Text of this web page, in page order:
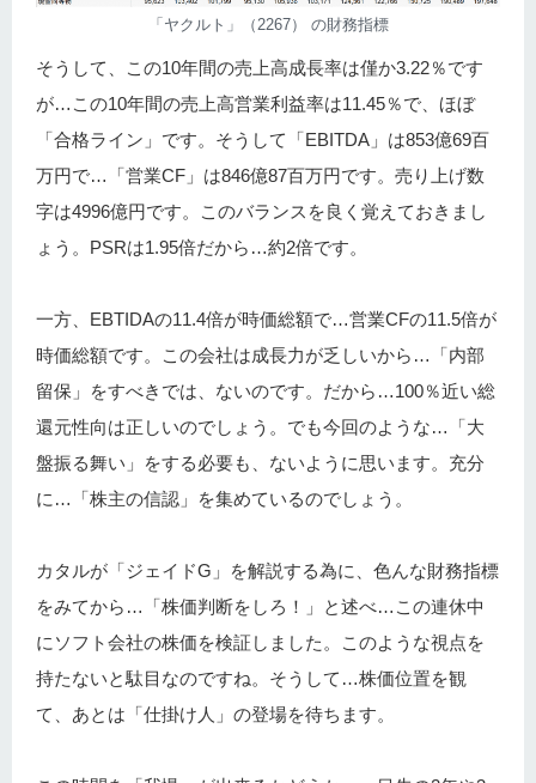
「ヤクルト」（2267） の財務指標
そうして、この10年間の売上高成長率は僅か3.22％です
が…この10年間の売上高営業利益率は11.45％で、ほぼ
「合格ライン」です。そうして「EBITDA」は853億69百
万円で…「営業CF」は846億87百万円です。売り上げ数
字は4996億円です。このバランスを良く覚えておきまし
ょう。PSRは1.95倍だから…約2倍です。
一方、EBTIDAの11.4倍が時価総額で…営業CFの11.5倍が
時価総額です。この会社は成長力が乏しいから…「内部
留保」をすべきでは、ないのです。だから…100％近い総
還元性向は正しいのでしょう。でも今回のような…「大
盤振る舞い」をする必要も、ないように思います。充分
に…「株主の信認」を集めているのでしょう。
カタルが「ジェイドG」を解説する為に、色んな財務指標
をみてから…「株価判断をしろ！」と述べ…この連休中
にソフト会社の株価を検証しました。このような視点を
持たないと駄目なのですね。そうして…株価位置を観
て、あとは「仕掛け人」の登場を待ちます。